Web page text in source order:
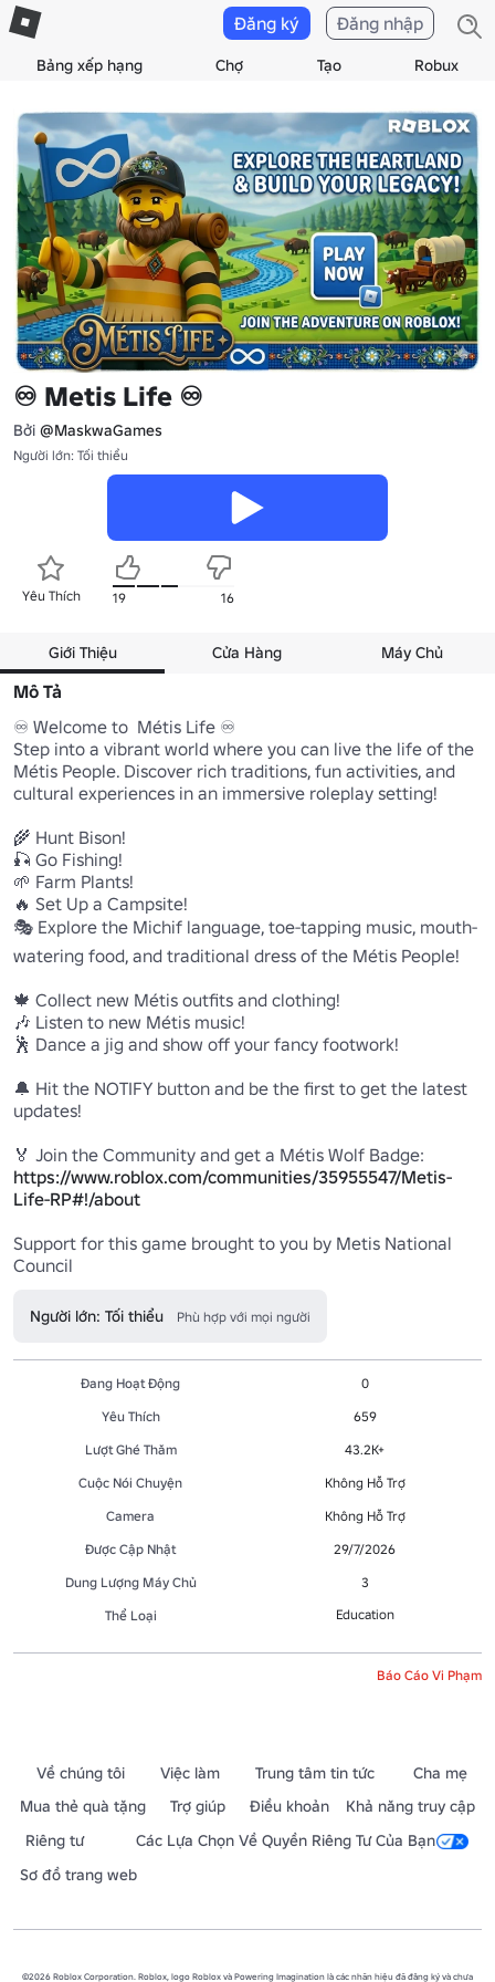
Bảng xếp hạng Chợ Tạo Robux
Đăng ký Đăng nhập
♾️ Metis Life ♾️
Bởi @MaskwaGames
Người lớn: Tối thiểu
Yêu Thích 19 16
Giới Thiệu Cửa Hàng Máy Chủ
Mô Tả
♾️ Welcome to  Métis Life ♾️
Step into a vibrant world where you can live the life of the
Métis People. Discover rich traditions, fun activities, and
cultural experiences in an immersive roleplay setting!
🌾 Hunt Bison!
🎣 Go Fishing!
🌱 Farm Plants!
🔥 Set Up a Campsite!
🎭 Explore the Michif language, toe-tapping music, mouth-
watering food, and traditional dress of the Métis People!
🍁 Collect new Métis outfits and clothing!
🎶 Listen to new Métis music!
🕺 Dance a jig and show off your fancy footwork!
🔔 Hit the NOTIFY button and be the first to get the latest
updates!
https://www.roblox.com/communities/35955547/Metis-
Life-RP#!/about
Support for this game brought to you by Metis National
Người lớn: Tối thiểu Phù hợp với mọi người
Đang Hoạt Động
0
Yêu Thích
659
Lượt Ghé Thăm
43.2K+
Cuộc Nói Chuyện
Không Hỗ Trợ
Camera
Không Hỗ Trợ
Được Cập Nhật
29/7/2026
Dung Lượng Máy Chủ
3
Thể Loại
Education
Báo Cáo Vi Phạm
Về chúng tôi Việc làm Trung tâm tin tức
Cha mẹ
Mua thẻ quà tặng
Trợ giúp Điều khoản
Khả năng truy cập
Riêng tư
Các Lựa Chọn Về Quyền Riêng Tư Của Bạn
Sơ đồ trang web
©2026 Roblox Corporation. Roblox, logo Roblox và Powering Imagination là các nhãn hiệu đã đăng ký và chưa